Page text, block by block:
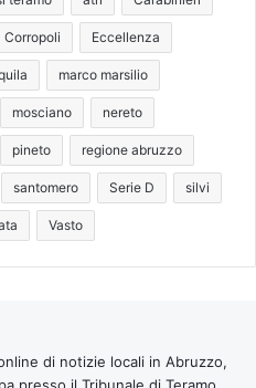
Corropoli Eccellenza
marco marsilio
mosciano nereto
pineto regione abruzzo
santomero Serie D silvi
Vasto
di notizie locali in Abruzzo,